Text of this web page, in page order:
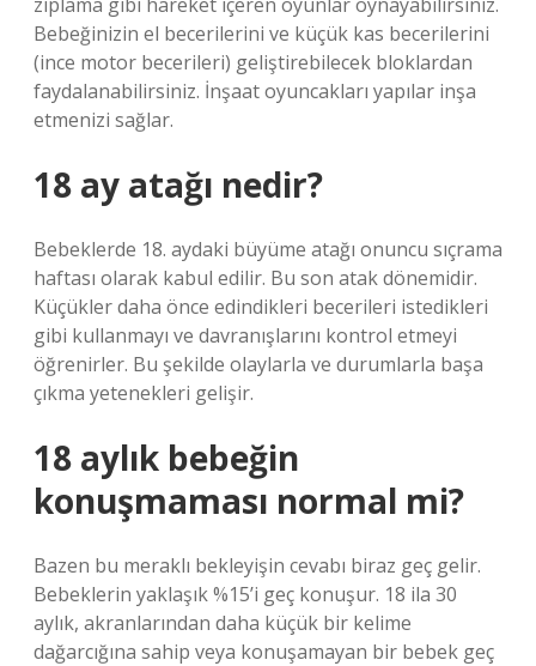
Bebeğinizin el becerilerini ve küçük kas becerilerini
(ince motor becerileri) geliştirebilecek bloklardan
faydalanabilirsiniz. İnşaat oyuncakları yapılar inşa
etmenizi sağlar.
18 ay atağı nedir?
Bebeklerde 18. aydaki büyüme atağı onuncu sıçrama
haftası olarak kabul edilir. Bu son atak dönemidir.
Küçükler daha önce edindikleri becerileri istedikleri
gibi kullanmayı ve davranışlarını kontrol etmeyi
öğrenirler. Bu şekilde olaylarla ve durumlarla başa
çıkma yetenekleri gelişir.
18 aylık bebeğin
konuşmaması normal mi?
Bazen bu meraklı bekleyişin cevabı biraz geç gelir.
Bebeklerin yaklaşık %15’i geç konuşur. 18 ila 30
aylık, akranlarından daha küçük bir kelime
dağarcığına sahip veya konuşamayan bir bebek geç